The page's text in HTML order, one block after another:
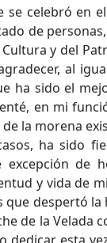
se celebró en
de
y del
al
ha sido el
en mi
la morena
ha sido
excepción de
y vida de
que despertó la
de la Velada